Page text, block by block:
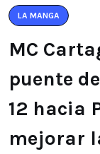
LA MANGA
MC
puente
12 hacia
mejorar